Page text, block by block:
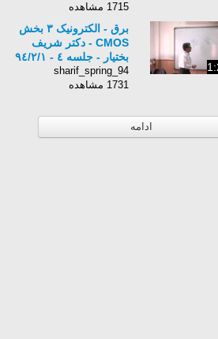
1715 مشاهده
برق - الکترونیک ۳ بخش
CMOS - دکتر شریف
بختیار - جلسه ٤ - ٩٤/٢/١
sharif_spring_94
1731 مشاهده
ادامه